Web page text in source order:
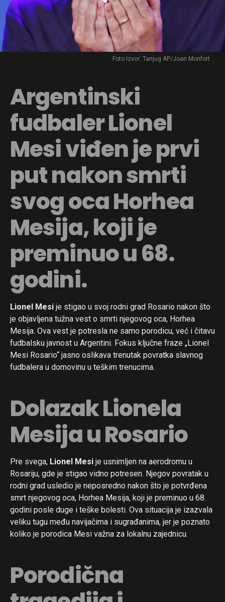
Foto Izvor: Tanjug AP/Joan Monfort
Argentinski
fudbaler Lionel
Mesi viđen je prvi
put nakon smrti
svog oca Horhea
Mesija, koji je
preminuo u 68.
godini.
Lionel Mesi je stigao u svoj rodni grad Rosario nakon što
je objavljena tužna vest o smrti njegovog oca, Horhea
Mesija. Ova vest je potresla ne samo porodicu, već i čitavu
fudbalsku javnost u Argentini. Fokus ključne fraze „Lionel
Mesi Rosario“ jasno oslikava trenutak povratka slavnog
fudbalera u domovinu u teškim trenucima.
Dolazak Lionela
Mesija u Rosario
Pre svega, Lionel Mesi je usnimljen na aerodromu u
Rosariju, gde je stigao vidno potresen. Njegov povratak u
rodni grad usledio je neposredno nakon što je potvrđena
smrt njegovog oca, Horhea Mesija, koji je preminuo u 68.
godini posle duge i teške bolesti. Ova situacija je izazvala
veliku tugu među navijačima i sugrađanima, jer je poznato
koliko je porodica Mesi važna za lokalnu zajednicu.
Porodična